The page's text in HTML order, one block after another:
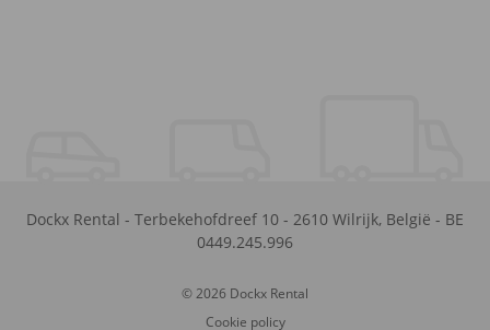
Dockx Rental - Terbekehofdreef 10 - 2610 Wilrijk, België - BE
0449.245.996
© 2026 Dockx Rental
Cookie policy